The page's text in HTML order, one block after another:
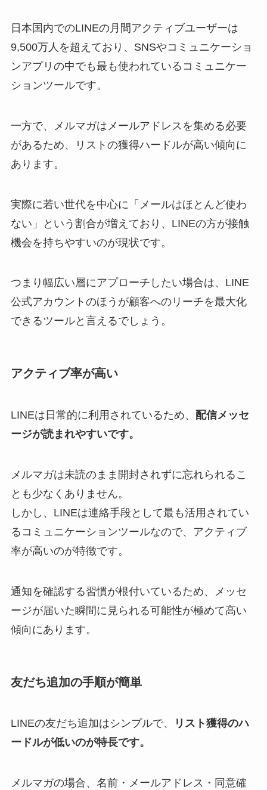
日本国内でのLINEの月間アクティブユーザーは
9,500万人を超えており、SNSやコミュニケーショ
ンアプリの中でも最も使われているコミュニケー
ションツールです。
一方で、メルマガはメールアドレスを集める必要
があるため、リストの獲得ハードルが高い傾向に
あります。
実際に若い世代を中心に「メールはほとんど使わ
ない」という割合が増えており、LINEの方が接触
機会を持ちやすいのが現状です。
つまり幅広い層にアプローチしたい場合は、LINE
公式アカウントのほうが顧客へのリーチを最大化
できるツールと言えるでしょう。
アクティブ率が高い
LINEは日常的に利用されているため、 配信メッセ
ージが読まれやすいです。
メルマガは未読のまま開封されずに忘れられるこ
とも少なくありません。
しかし、LINEは連絡手段として最も活用されてい
るコミュニケーションツールなので、アクティブ
率が高いのが特徴です。
通知を確認する習慣が根付いているため、メッセ
ージが届いた瞬間に見られる可能性が極めて高い
傾向にあります。
友だち追加の手順が簡単
LINEの友だち追加はシンプルで、
リスト獲得のハ
ードルが低いのが特長です。
メルマガの場合、名前・メールアドレス・同意確